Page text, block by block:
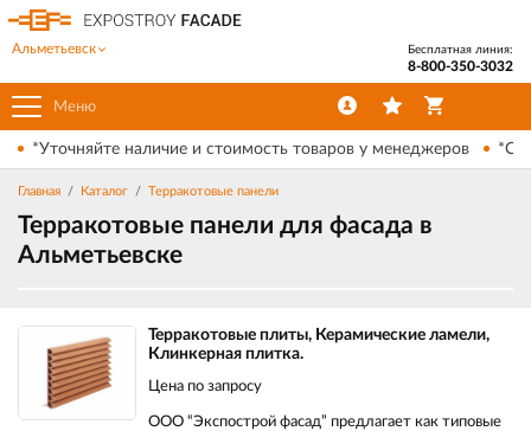
Меню
Альметьевск Бесплатная линия:
8-800-350-3032
*Уточняйте наличие и стоимость товаров у менеджеров
Главная Каталог Терракотовые панели
Терракотовые панели для фасада в
Альметьевске
Терракотовые плиты, Керамические ламели,
Клинкерная плитка.
Цена по запросу
ООО “Экспострой фасад” предлагает как типовые